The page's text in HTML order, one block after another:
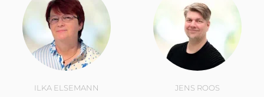
ILKA ELSEMANN JENS ROOS